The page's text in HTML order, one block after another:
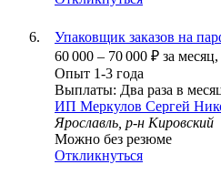
Упаковщик заказов на
60 000 – 70 000 ₽ за месяц,
Опыт 1-3 года
Выплаты: Два раза в
ИП Меркулов Сергей
Ярославль, р-н Кировский
Можно без резюме
Откликнуться